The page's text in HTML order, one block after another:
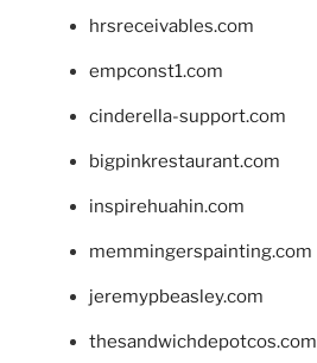
hrsreceivables.com
empconst1.com
cinderella-support.com
bigpinkrestaurant.com
inspirehuahin.com
memmingerspainting.com
jeremypbeasley.com
thesandwichdepotcos.com